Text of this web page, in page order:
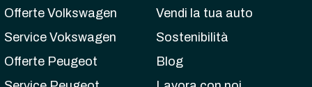
Offerte Volkswagen
Service Vokswagen
Offerte Peugeot
Vendi la tua auto
Sostenibilità
Blog